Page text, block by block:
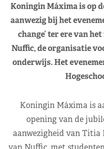
Koningin Máxima is op
aanwezig bij het
change’ ter ere van
Nuffic, de organisatie
onderwijs. Het
Koningin Máxima is
opening van de
aanwezigheid van Titia